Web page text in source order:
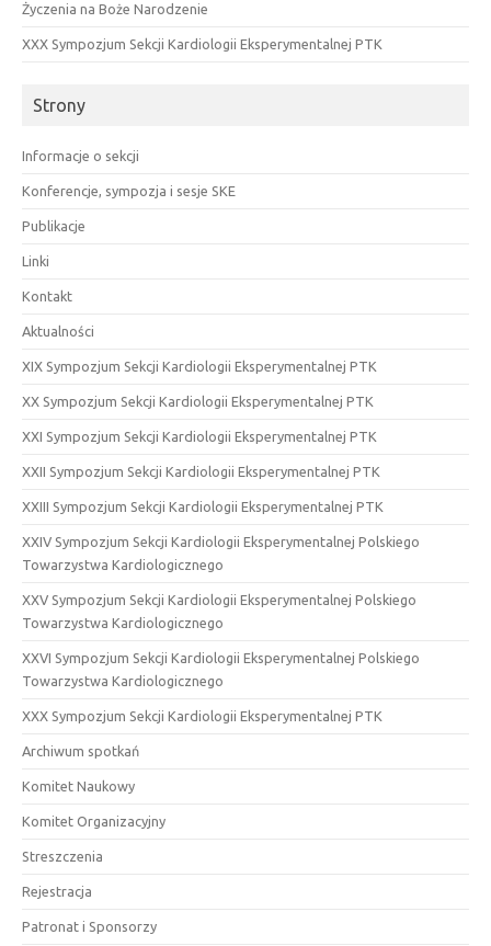
Życzenia na Boże Narodzenie
XXX Sympozjum Sekcji Kardiologii Eksperymentalnej PTK
Strony
Informacje o sekcji
Konferencje, sympozja i sesje SKE
Publikacje
Linki
Kontakt
Aktualności
XIX Sympozjum Sekcji Kardiologii Eksperymentalnej PTK
XX Sympozjum Sekcji Kardiologii Eksperymentalnej PTK
XXI Sympozjum Sekcji Kardiologii Eksperymentalnej PTK
XXII Sympozjum Sekcji Kardiologii Eksperymentalnej PTK
XXIII Sympozjum Sekcji Kardiologii Eksperymentalnej PTK
XXIV Sympozjum Sekcji Kardiologii Eksperymentalnej Polskiego
Towarzystwa Kardiologicznego
XXV Sympozjum Sekcji Kardiologii Eksperymentalnej Polskiego
Towarzystwa Kardiologicznego
XXVI Sympozjum Sekcji Kardiologii Eksperymentalnej Polskiego
Towarzystwa Kardiologicznego
XXX Sympozjum Sekcji Kardiologii Eksperymentalnej PTK
Archiwum spotkań
Komitet Naukowy
Komitet Organizacyjny
Streszczenia
Rejestracja
Patronat i Sponsorzy